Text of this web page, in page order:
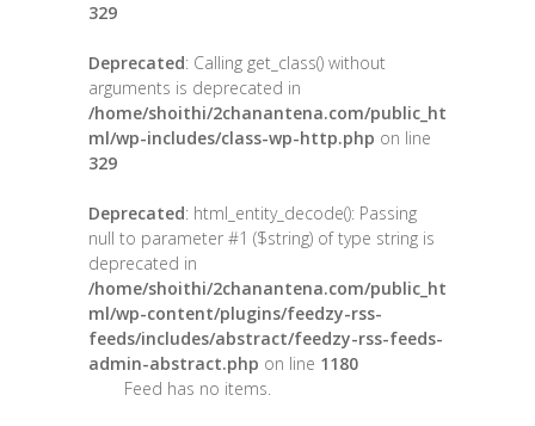
329
Deprecated: Calling get_class() without
arguments is deprecated in
/home/shoithi/2chanantena.com/public_ht
ml/wp-includes/class-wp-http.php on line
329
Deprecated: html_entity_decode(): Passing
null to parameter #1 ($string) of type string is
deprecated in
/home/shoithi/2chanantena.com/public_ht
ml/wp-content/plugins/feedzy-rss-
feeds/includes/abstract/feedzy-rss-feeds-
admin-abstract.php on line 1180
Feed has no items.